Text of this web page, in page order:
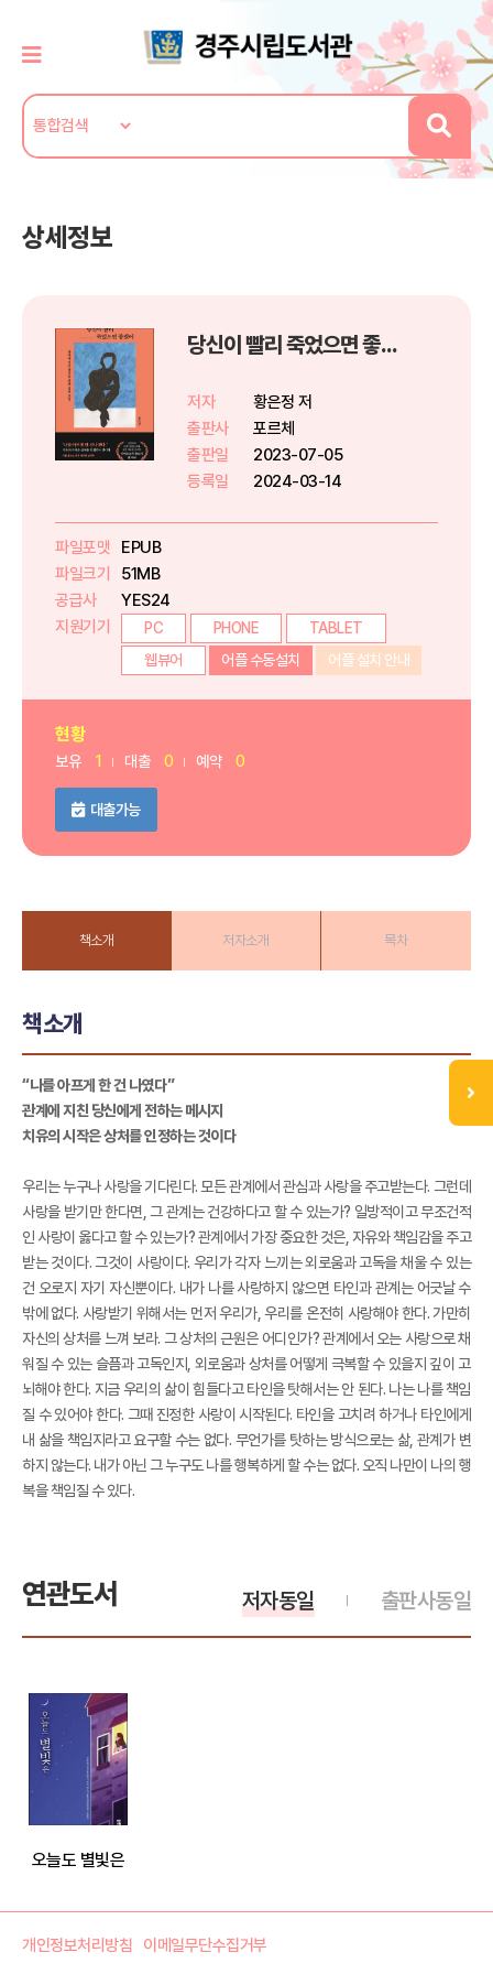
상세정보
당신이 빨리 죽었으면 좋겠어
저자
황은정 저
출판사
포르체
출판일
2023-07-05
등록일
2024-03-14
파일포맷
EPUB
파일크기
51MB
공급사
YES24
지원기기
PC PHONE
TABLET
웹뷰어
어플 수동설치 어플 설치 안내
현황
보유 1 대출 0 예약 0
대출가능
책소개 저자소개 목차
책소개
“나를 아프게 한 건 나였다”
관계에 지친 당신에게 전하는 메시지
치유의 시작은 상처를 인정하는 것이다
우리는 누구나 사랑을 기다린다. 모든 관계에서 관심과 사랑을 주고받는다. 그런데
사랑을 받기만 한다면, 그 관계는 건강하다고 할 수 있는가? 일방적이고 무조건적
인 사랑이 옳다고 할 수 있는가? 관계에서 가장 중요한 것은, 자유와 책임감을 주고
받는 것이다. 그것이 사랑이다. 우리가 각자 느끼는 외로움과 고독을 채울 수 있는
건 오로지 자기 자신뿐이다. 내가 나를 사랑하지 않으면 타인과 관계는 어긋날 수
밖에 없다. 사랑받기 위해서는 먼저 우리가, 우리를 온전히 사랑해야 한다. 가만히
자신의 상처를 느껴 보라. 그 상처의 근원은 어디인가? 관계에서 오는 사랑으로 채
워질 수 있는 슬픔과 고독인지, 외로움과 상처를 어떻게 극복할 수 있을지 깊이 고
뇌해야 한다. 지금 우리의 삶이 힘들다고 타인을 탓해서는 안 된다. 나는 나를 책임
질 수 있어야 한다. 그때 진정한 사랑이 시작된다. 타인을 고치려 하거나 타인에게
내 삶을 책임지라고 요구할 수는 없다. 무언가를 탓하는 방식으로는 삶, 관계가 변
하지 않는다. 내가 아닌 그 누구도 나를 행복하게 할 수는 없다. 오직 나만이 나의 행
복을 책임질 수 있다.
연관도서 출판사동일
저자동일
오늘도 별빛은
개인정보처리방침 이메일무단수집거부